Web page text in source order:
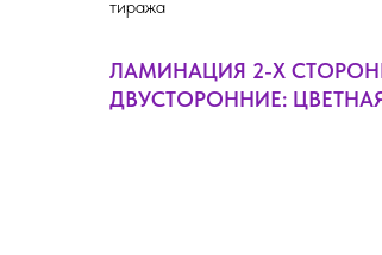
тиража
ЛАМИНАЦИЯ 2-Х
ДВУСТОРОННИЕ: